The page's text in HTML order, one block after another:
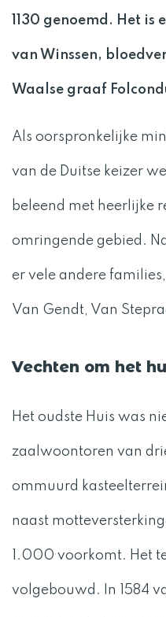
1130 genoemd. Het
van Winssen,
Waalse graaf
Als oorspronkelijke
van de Duitse keizer
beleend met heerlijke
omringende gebied.
er vele andere
Van Gendt, Van
Vechten om het
Het oudste Huis was
zaalwoontoren van
ommuurd
naast
1.000 voorkomt. Het
volgebouwd. In 1584